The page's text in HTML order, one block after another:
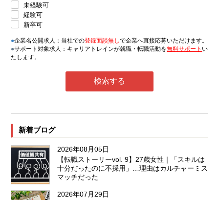
未経験可
経験可
新卒可
●企業名公開求人：当社での登録面談無しで企業へ直接応募いただけます。
●サポート対象求人：キャリアトレインが就職・転職活動を無料サポート い
たします。
新着ブログ
2026年08月05日
【転職ストーリーvol. 9】27歳女性｜「スキルは
十分だったのに不採用」…理由はカルチャーミス
マッチだった
2026年07月29日